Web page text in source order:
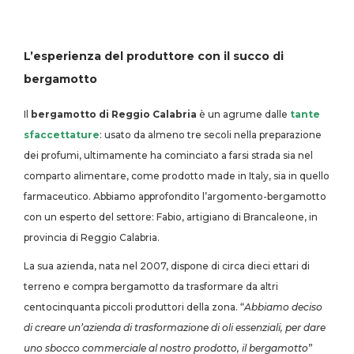
L’esperienza del produttore con il succo di
bergamotto
Il bergamotto di Reggio Calabria è un agrume dalle tante
sfaccettature: usato da almeno tre secoli nella preparazione
dei profumi, ultimamente ha cominciato a farsi strada sia nel
comparto alimentare, come prodotto made in Italy, sia in quello
farmaceutico. Abbiamo approfondito l’argomento-bergamotto
con un esperto del settore: Fabio, artigiano di Brancaleone, in
provincia di Reggio Calabria.
La sua azienda, nata nel 2007, dispone di circa dieci ettari di
terreno e compra bergamotto da trasformare da altri
centocinquanta piccoli produttori della zona. “Abbiamo deciso
di creare un’azienda di trasformazione di oli essenziali, per dare
uno sbocco commerciale al nostro prodotto, il bergamotto”